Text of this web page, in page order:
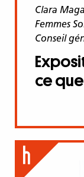
Clara
Femmes
Conseil
ce